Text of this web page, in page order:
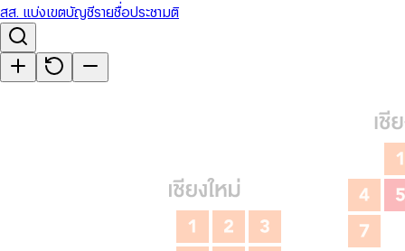
สส. แบ่งเขตบัญชีรายชื่อประชามติ